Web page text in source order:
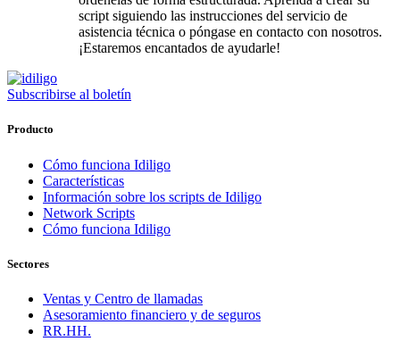
script siguiendo las instrucciones del servicio de
asistencia técnica o póngase en contacto con nosotros.
¡Estaremos encantados de ayudarle!
Subscribirse al boletín
Producto
Cómo funciona Idiligo
Características
Información sobre los scripts de Idiligo
Network Scripts
Cómo funciona Idiligo
Sectores
Ventas y Centro de llamadas
Asesoramiento financiero y de seguros
RR.HH.